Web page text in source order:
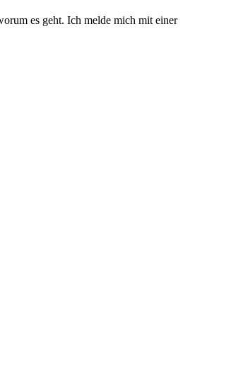
es geht. Ich melde mich mit einer